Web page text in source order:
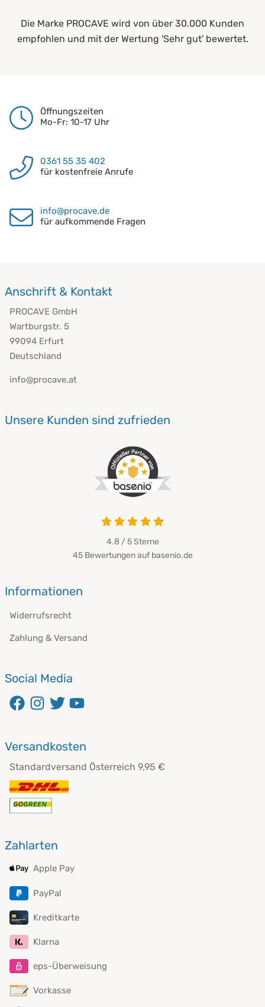
Die Marke PROCAVE wird von über 30.000 Kunden
empfohlen und mit der Wertung 'Sehr gut' bewertet.
Öffnungszeiten
Mo-Fr: 10-17 Uhr
0361 55 35 402
für kostenfreie Anrufe
info@procave.de
für aufkommende Fragen
Anschrift & Kontakt
PROCAVE GmbH
Wartburgstr. 5
99094 Erfurt
Deutschland
info@procave.at
Unsere Kunden sind zufrieden
4.8 / 5Sterne
45 Bewertungen auf basenio.de
Informationen
Widerrufsrecht
Zahlung & Versand
Social Media
Versandkosten
Standardversand Österreich 9,95 €
Zahlarten
Apple Pay
PayPal
Kreditkarte
Klarna
eps-Überweisung
Vorkasse